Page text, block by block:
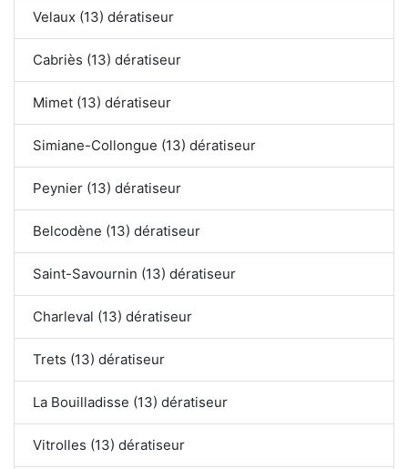
Velaux (13) dératiseur
Cabriès (13) dératiseur
Mimet (13) dératiseur
Simiane-Collongue (13) dératiseur
Peynier (13) dératiseur
Belcodène (13) dératiseur
Saint-Savournin (13) dératiseur
Charleval (13) dératiseur
Trets (13) dératiseur
La Bouilladisse (13) dératiseur
Vitrolles (13) dératiseur